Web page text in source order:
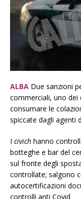
ALBA Due sanzioni
commerciali, uno dei
consumare le
spiccate dagli agenti
I civich hanno
botteghe e bar del
sul fronte degli
controllate; salgono
autocertificazioni
controlli anti Covid